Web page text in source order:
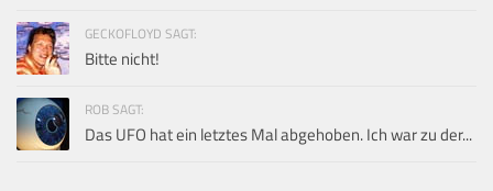
GECKOFLOYD SAGT:
Bitte nicht!
ROB SAGT:
Das UFO hat ein letztes Mal abgehoben. Ich war zu der...